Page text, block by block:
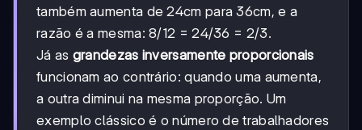
também aumenta de 24cm para 36cm, e a
razão é a mesma: 8/12 = 24/36 = 2/3.
Já as grandezas inversamente proporcionais
funcionam ao contrário: quando uma aumenta,
a outra diminui na mesma proporção. Um
exemplo clássico é o número de trabalhadores